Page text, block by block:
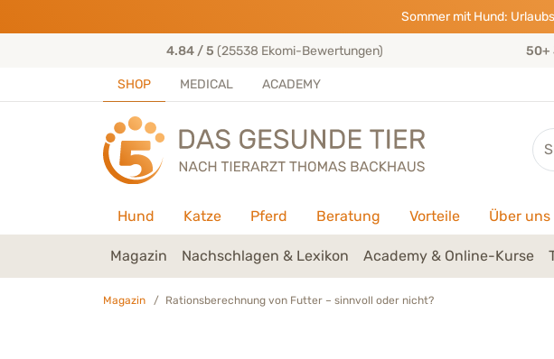
Sommer mit Hund:
4.84 / 5 (25538 Ekomi-Bewertungen) 50+
SHOP MEDICAL ACADEMY
Hund Katze Pferd Beratung Vorteile Über uns
Magazin Nachschlagen & Lexikon Academy & Online-Kurse
Magazin Rationsberechnung von Futter – sinnvoll oder nicht?